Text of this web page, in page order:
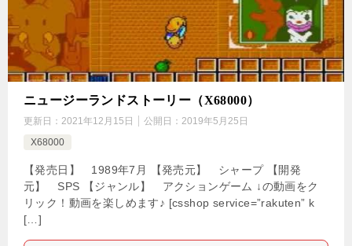
ニュージーランドストーリー（X68000）
更新日： 2021年12月15日 公開日： 2019年5月25日
X68000
【発売日】 1989年7月 【発売元】 シャープ 【開発
元】 SPS 【ジャンル】 アクションゲーム ↓の動画をク
リック！動画を楽しめます♪ [csshop service=”rakuten” k
[…]